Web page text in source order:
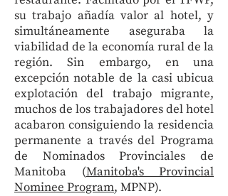
su trabajo añadía valor al hotel, y
simultáneamente aseguraba la
viabilidad de la economía rural de la
región. Sin embargo, en una
excepción notable de la casi ubicua
explotación del trabajo migrante,
muchos de los trabajadores del hotel
acabaron consiguiendo la residencia
permanente a través del Programa
de Nominados Provinciales de
Manitoba (Manitoba's Provincial
Nominee Program, MPNP).